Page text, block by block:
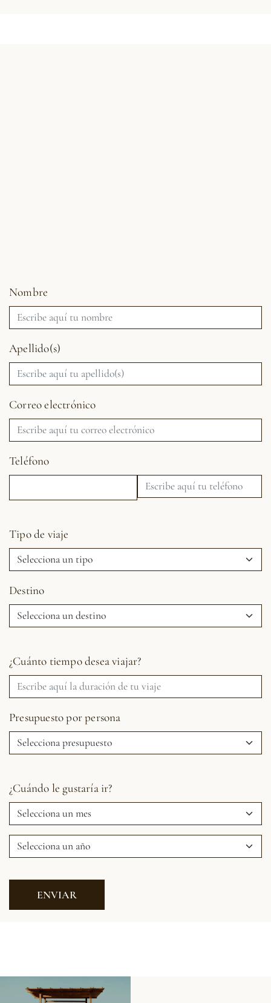
Nombre
Apellido(s)
Correo electrónico
Teléfono
Tipo de viaje
Destino
¿Cuánto tiempo desea viajar?
Presupuesto por persona
¿Cuándo le gustaría ir?